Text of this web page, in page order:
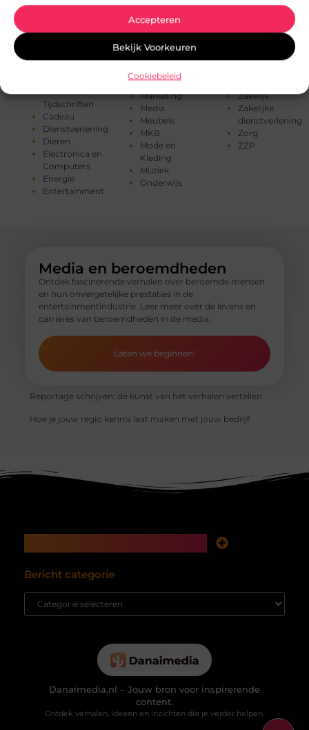
Accepteren
Bekijk Voorkeuren
Cookiebeleid
Motoren
Tijdschriften
Cadeau
Dienstverlening
Dieren
Electronica en
Computers
Energie
Entertainment
Industrie
Internet
Internet
marketing
Kinderen
Kunst en Kitsch
Management
Marketing
Media
Meubels
MKB
Mode en
Kleding
Muziek
Onderwijs
Vakantie
Vervoer en
Winkelen
Zakelijk
Zakelijke
dienstverlening
Zorg
ZZP
Media en beroemdheden
Ontdek fascinerende verhalen over beroemde mensen
en hun onvergetelijke prestaties in de
entertainmentindustrie. Leer meer over de levens en
carrières van beroemdheden in de media.
Laten we beginnen!
Reportage schrijven: de kunst van het verhalen vertellen
Hoe je jouw regio kennis laat maken met jouw bedrijf
Bericht categorie
Danaimedia.nl – Jouw bron voor inspirerende
content.
Ontdek verhalen, ideeën en inzichten die je verder helpen.